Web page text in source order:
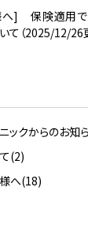
] 保険適用で
て（2025/12/26
ックからのお知
(2)
へ(18)